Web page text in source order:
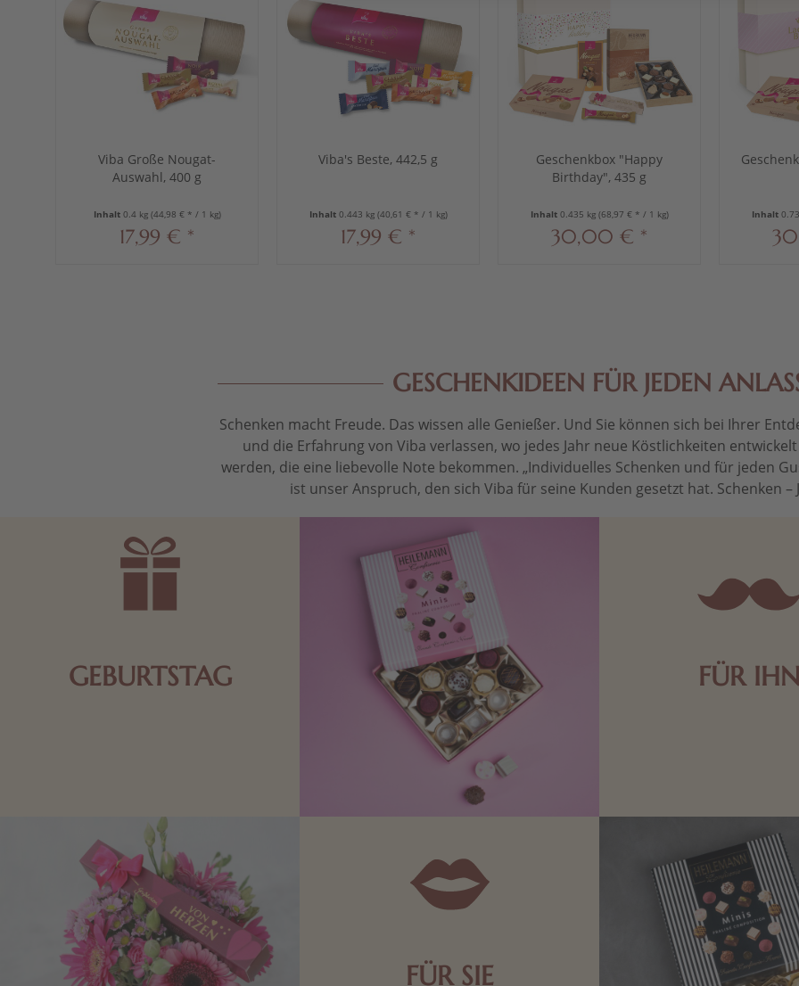
Viba Große Nougat-
Auswahl, 400 g
Inhalt 0.4 kg (44,98 € * / 1 kg)
17,99 € *
Viba's Beste, 442,5 g
Inhalt 0.443 kg (40,61 € * / 1 kg)
17,99 € *
Geschenkbox "Happy
Birthday", 435 g
Inhalt 0.435 kg (68,97 € * / 1 kg)
30,00 € *
Inhalt
GESCHENKIDEEN FÜR JEDEN
Schenken macht Freude. Das wissen alle Genießer. Und Sie können sich bei Ihrer
und die Erfahrung von Viba verlassen, wo jedes Jahr neue Köstlichkeiten
werden, die eine liebevolle Note bekommen. „Individuelles Schenken und für jeden
ist unser Anspruch, den sich Viba für seine Kunden gesetzt hat. Schenken –
GEBURTSTAG FÜR IHN
FÜR SIE